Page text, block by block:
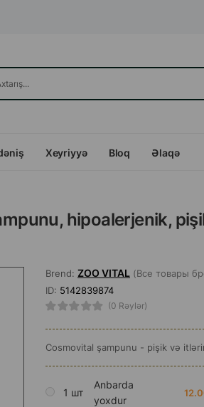
Xeyriyyə Bloq Əlaqə
hipoalerjenik,
Brend: ZOO VITAL (Все товары
ID: 5142839874
(0 Rəylər)
Cosmovital şampunu - pişik və
1 шт
Anbarda
yoxdur